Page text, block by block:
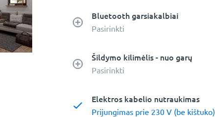
Bluetooth garsiakalbiai
Pasirinkti
Šildymo kilimėlis - nuo garų
Pasirinkti
Elektros kabelio nutraukimas
Prijungimas prie 230 V (be kištuko)